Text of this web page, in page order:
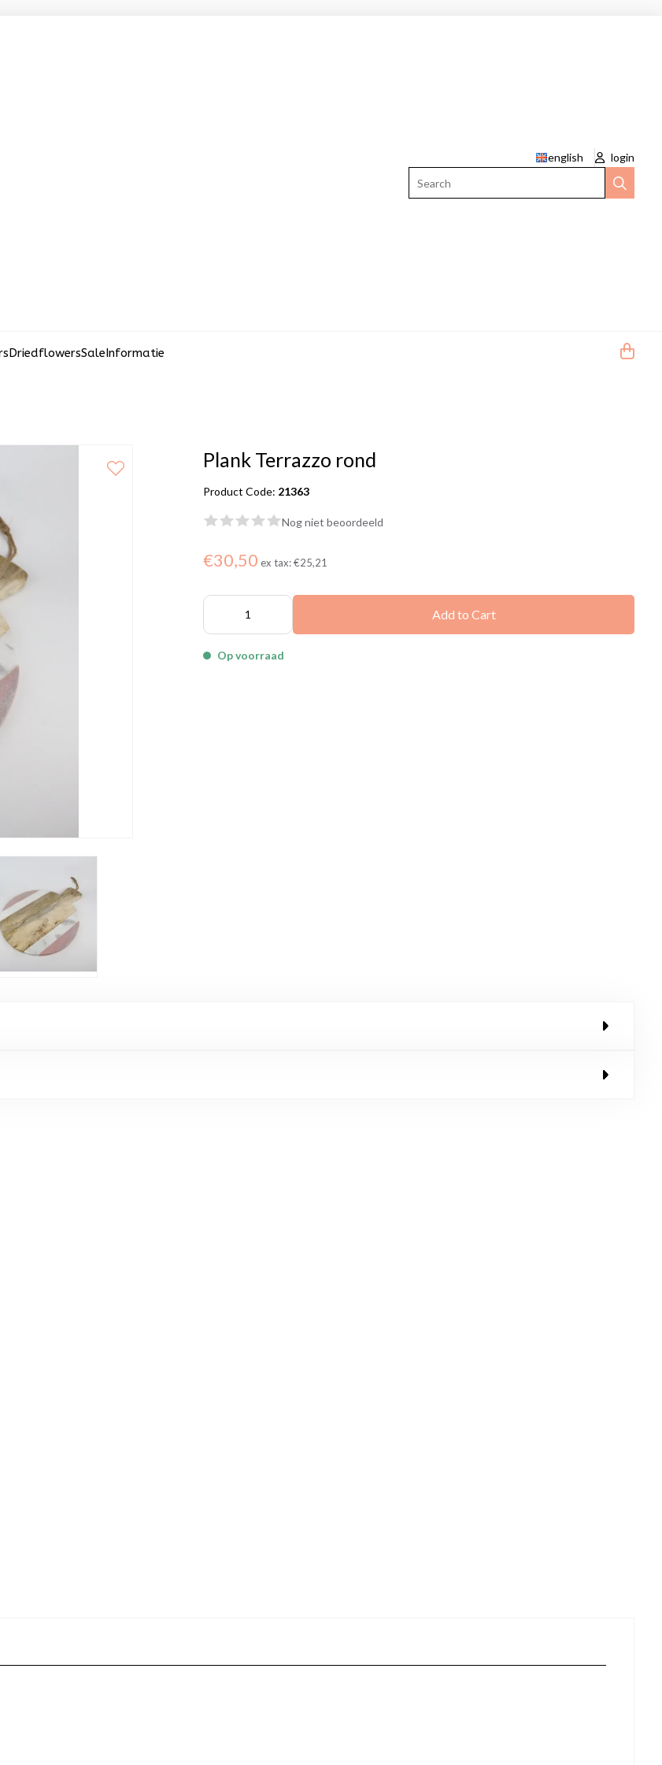
english
login
DriedflowersSaleInformatie
Plank Terrazzo rond
Product Code: 21363
Nog niet beoordeeld
€30,50 ex tax:€25,21
Add to Cart
Op voorraad